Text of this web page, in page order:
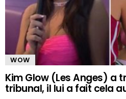
WOW
Kim Glow (Les Anges) a
tribunal, il lui a fait cela